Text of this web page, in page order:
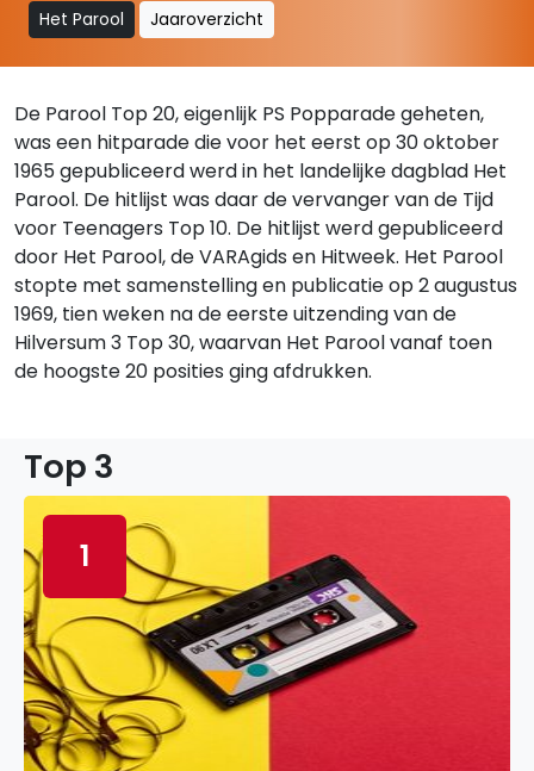
Het Parool Jaaroverzicht
De Parool Top 20, eigenlijk PS Popparade geheten,
was een hitparade die voor het eerst op 30 oktober
1965 gepubliceerd werd in het landelijke dagblad Het
Parool. De hitlijst was daar de vervanger van de Tijd
voor Teenagers Top 10. De hitlijst werd gepubliceerd
door Het Parool, de VARAgids en Hitweek. Het Parool
stopte met samenstelling en publicatie op 2 augustus
1969, tien weken na de eerste uitzending van de
Hilversum 3 Top 30, waarvan Het Parool vanaf toen
de hoogste 20 posities ging afdrukken.
Top 3
1